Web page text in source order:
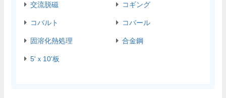
交流脱磁 コギング
コバルト コバール
固溶化熱処理 合金鋼
5'ｘ10'板